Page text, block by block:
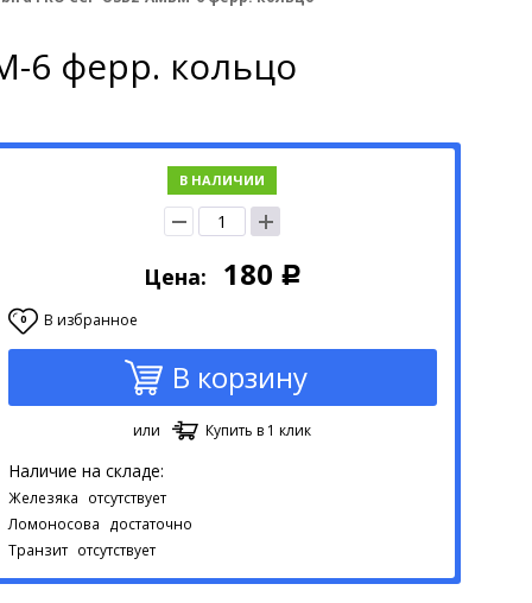
6 ферр. кольцо
В НАЛИЧИИ
Цена: 180 Р
0 В избранное
В корзину
или Купить в 1 клик
Наличие на складе:
Железяка отсутствует
Ломоносова достаточно
Транзит отсутствует